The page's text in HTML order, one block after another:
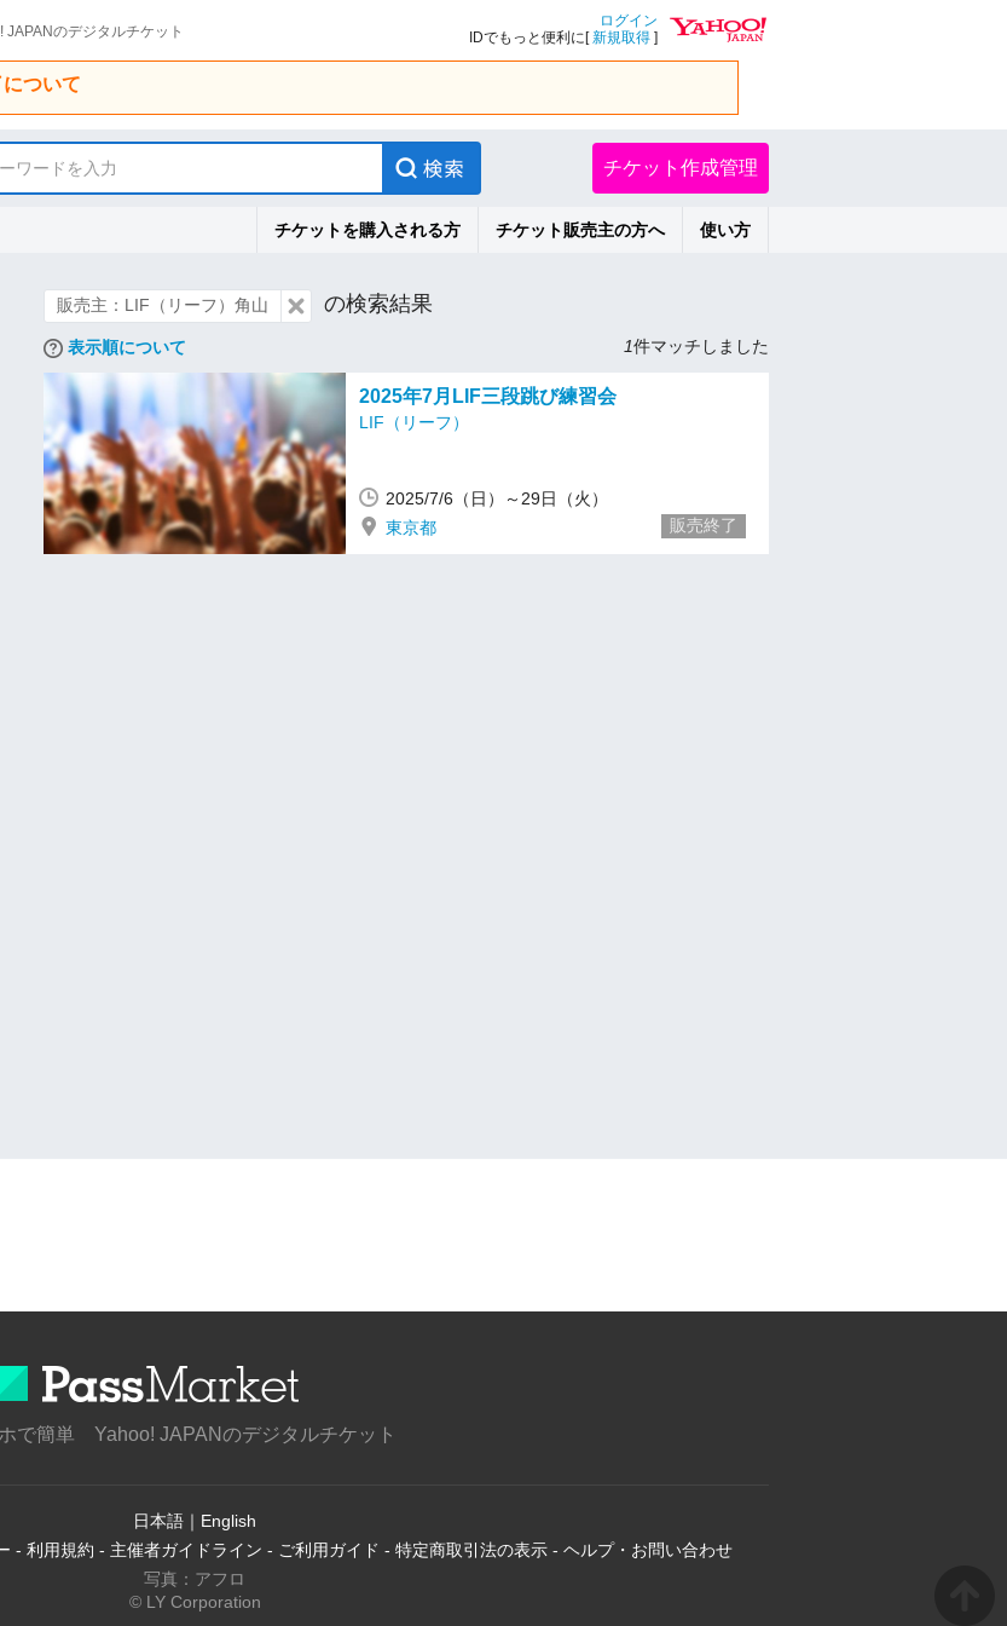
のデジタルチケット
ログイン
IDでもっと便利に[新規取得 ]
ついて
ワードを入力 チケット作成管理
チケットを購入される方 チケット販売主の方へ 使い方
販売主：LIF（リーフ）角山 の検索結果
表示順について 1件マッチしました
2025年7月LIF三段跳び練習会
LIF（リーフ）
2025/7/6（日）～29日（火）
東京都
販売終了
で簡単 Yahoo! JAPANのデジタルチケット
日本語 ｜ English
- 利用規約 - 主催者ガイドライン - ご利用ガイド - 特定商取引法の表示 - ヘルプ・お問い合わせ
写真：アフロ
© LY Corporation